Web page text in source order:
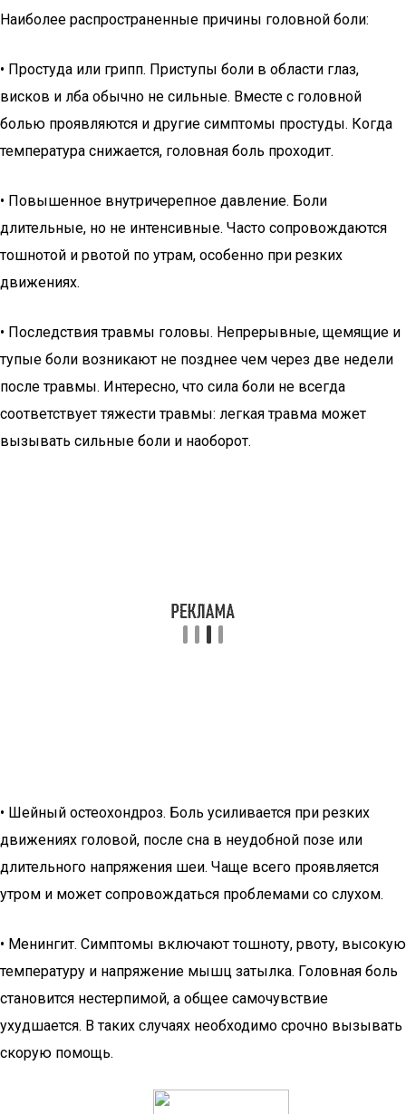
Наиболее распространенные причины головной боли:
• Простуда или грипп. Приступы боли в области глаз,
висков и лба обычно не сильные. Вместе с головной
болью проявляются и другие симптомы простуды. Когда
температура снижается, головная боль проходит.
• Повышенное внутричерепное давление. Боли
длительные, но не интенсивные. Часто сопровождаются
тошнотой и рвотой по утрам, особенно при резких
движениях.
• Последствия травмы головы. Непрерывные, щемящие и
тупые боли возникают не позднее чем через две недели
после травмы. Интересно, что сила боли не всегда
соответствует тяжести травмы: легкая травма может
вызывать сильные боли и наоборот.
• Шейный остеохондроз. Боль усиливается при резких
движениях головой, после сна в неудобной позе или
длительного напряжения шеи. Чаще всего проявляется
утром и может сопровождаться проблемами со слухом.
• Менингит. Симптомы включают тошноту, рвоту, высокую
температуру и напряжение мышц затылка. Головная боль
становится нестерпимой, а общее самочувствие
ухудшается. В таких случаях необходимо срочно вызывать
скорую помощь.